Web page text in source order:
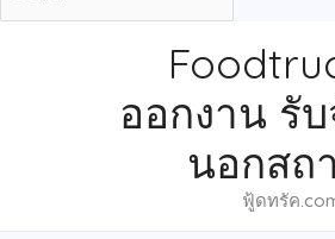
ออกงาน รับ
นอกสถ
ฟู้ดทรัค